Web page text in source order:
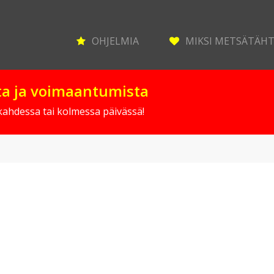
OHJELMIA MIKSI
ja voimaantumista
tai kolmessa päivässä!